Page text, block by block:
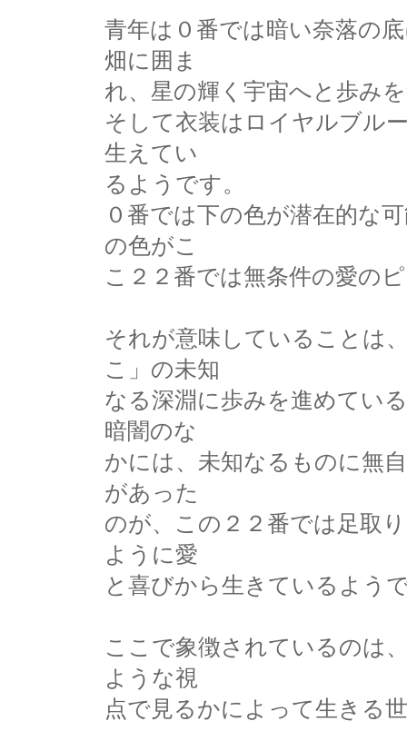
青年は０番では暗い奈落の
畑に囲ま
れ、星の輝く宇宙へと歩み
そして衣装はロイヤルブル
生えてい
るようです。
０番では下の色が潜在的な
の色がこ
こ２２番では無条件の愛の
それが意味していることは
こ」の未知
なる深淵に歩みを進めてい
暗闇のな
かには、未知なるものに無
があった
のが、この２２番では足取
ように愛
と喜びから生きているよう
ここで象徴されているのは
ような視
点で見るかによって生きる